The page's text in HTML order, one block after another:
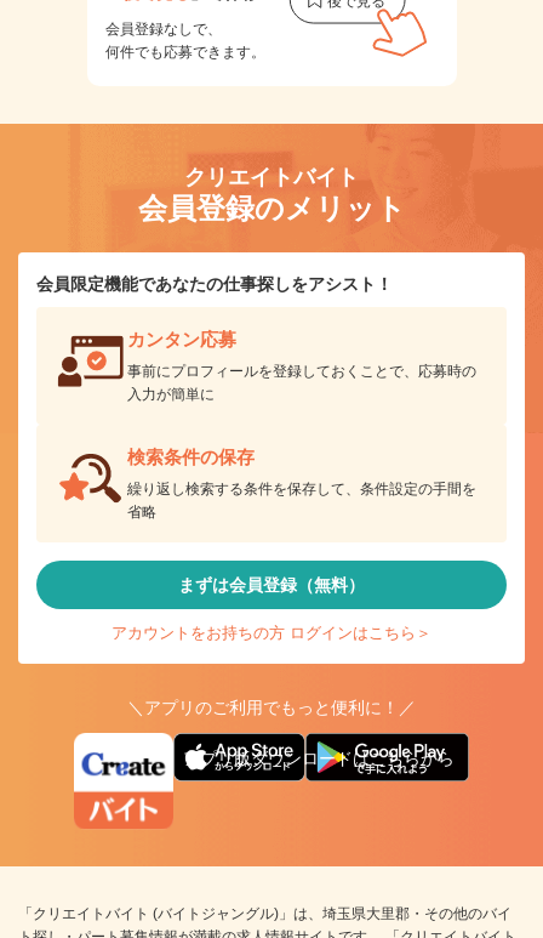
会員登録なしで、
何件でも応募できます。
クリエイトバイト
会員登録のメリット
会員限定機能であなたの仕事探しをアシスト！
カンタン応募
事前にプロフィールを登録しておくことで、応募時の
入力が簡単に
検索条件の保存
繰り返し検索する条件を保存して、条件設定の手間を
省略
まずは会員登録（無料）
アカウントをお持ちの方 ログインはこちら＞
＼アプリのご利用でもっと便利に！／
アプリ版ダウンロードはこちらから
「クリエイトバイト (バイトジャングル)」は、埼玉県大里郡・その他のバイ